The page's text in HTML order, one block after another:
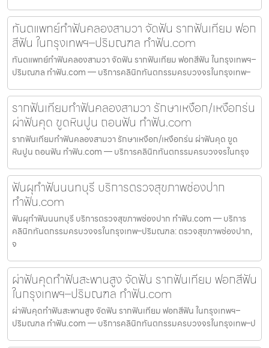
ทันตแพทย์ทำฟันคลองสามวา จัดฟัน รากฟันเทียม ฟอก
สีฟัน ในกรุงเทพฯ–ปริมณฑล ทำฟัน.com
ทันตแพทย์ทำฟันคลองสามวา จัดฟัน รากฟันเทียม ฟอกสีฟัน ในกรุงเทพฯ–
ปริมณฑล ทำฟัน.com — บริการคลินิกทันตกรรมครบวงจรในกรุงเทพ–
รากฟันเทียมทำฟันคลองสามวา รักษาเหงือก/เหงือกร่น
ผ่าฟันคุด ขูดหินปูน ถอนฟัน ทำฟัน.com
รากฟันเทียมทำฟันคลองสามวา รักษาเหงือก/เหงือกร่น ผ่าฟันคุด ขูด
หินปูน ถอนฟัน ทำฟัน.com — บริการคลินิกทันตกรรมครบวงจรในกรุง
ฟันผุทำฟันนนทบุรี บริการตรวจสุขภาพช่องปาก
ทำฟัน.com
ฟันผุทำฟันนนทบุรี บริการตรวจสุขภาพช่องปาก ทำฟัน.com — บริการ
คลินิกทันตกรรมครบวงจรในกรุงเทพ–ปริมณฑล: ตรวจสุขภาพช่องปาก,
จ
ผ่าฟันคุดทำฟันสะพานสูง จัดฟัน รากฟันเทียม ฟอกสีฟัน
ในกรุงเทพฯ–ปริมณฑล ทำฟัน.com
ผ่าฟันคุดทำฟันสะพานสูง จัดฟัน รากฟันเทียม ฟอกสีฟัน ในกรุงเทพฯ–
ปริมณฑล ทำฟัน.com — บริการคลินิกทันตกรรมครบวงจรในกรุงเทพ–ป